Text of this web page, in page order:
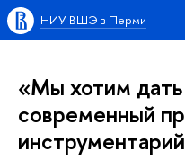
НИУ ВШЭ в Перми
«Мы хотим
современный